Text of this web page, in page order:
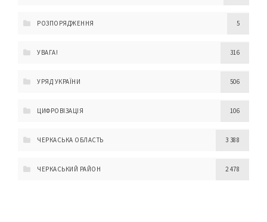
РОЗПОРЯДЖЕННЯ 5
УВАГА! 316
УРЯД УКРАЇНИ 506
ЦИФРОВІЗАЦІЯ 106
ЧЕРКАСЬКА ОБЛАСТЬ 3 388
ЧЕРКАСЬКИЙ РАЙОН 2 478